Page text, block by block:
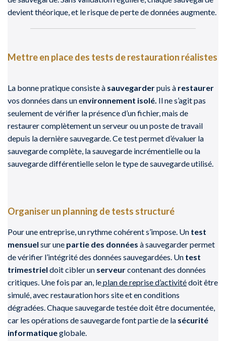
devient théorique, et le risque de perte de données augmente.
Mettre en place des tests de restauration réalistes
La bonne pratique consiste à sauvegarderpuis à restaurer
vos données dans un environnement isolé. Il ne s’agit pas
seulement de vérifier la présence d’un fichier, mais de
restaurer complètement un serveur ou un poste de travail
depuis la dernière sauvegarde. Ce test permet d’évaluer la
sauvegarde complète, la sauvegarde incrémentielle ou la
sauvegarde différentielle selon le type de sauvegarde utilisé.
Organiser un planning de tests structuré
Pour une entreprise, un rythme cohérent s’impose. Un test
mensuel sur une partie des données à sauvegarder permet
de vérifier l’intégrité des données sauvegardées. Un test
trimestriel doit cibler un serveurcontenant des données
critiques. Une fois par an, leplan de reprise d’activitédoit être
simulé, avec restauration hors site et en conditions
dégradées. Chaque sauvegarde testée doit être documentée,
car les opérations de sauvegarde font partie de la sécurité
informatiqueglobale.